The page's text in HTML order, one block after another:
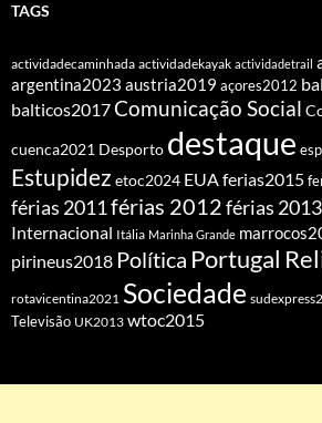
TAGS
actividadecaminhada actividadekayak actividadetrail
argentina2023 austria2019 açores2012
balticos2017Comunicação Social
cuenca2021 Desporto destaque
Estupidez etoc2024 EUAferias2015
férias 2011férias 2012férias 2013
Internacional Itália Marinha Grande
pirineus2018 Política Portugal
rotavicentina2021 Sociedade
Televisão UK2013 wtoc2015